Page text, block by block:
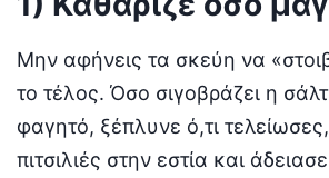
Μην αφήνεις τα σκεύη να
το τέλος. Όσο σιγοβράζει η
φαγητό, ξέπλυνε ό,τι
πιτσιλιές στην εστία και